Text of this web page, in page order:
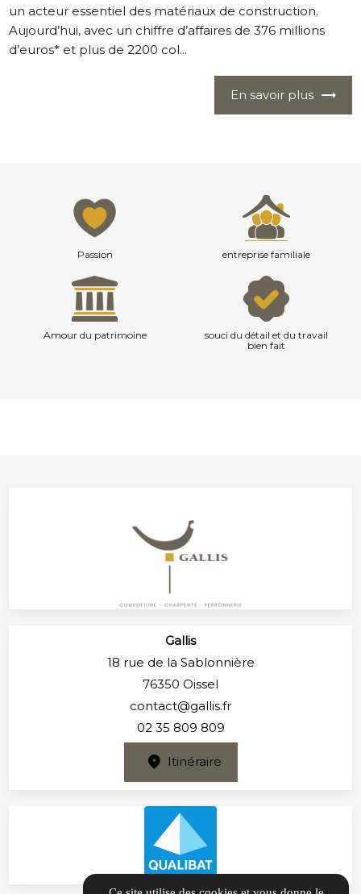
un acteur essentiel des matériaux de construction.
Aujourd’hui, avec un chiffre d’affaires de 376 millions
d’euros* et plus de 2200 col...
En savoir plus
Passion entreprise familiale
Amour du patrimoine
souci du détail et du travail
bien fait
Gallis
18 rue de la Sablonnière
76350 Oissel
contact@gallis.fr
02 35 809 809
Itinéraire